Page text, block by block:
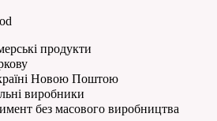
продукти
Новою Поштою
виробники
без масового виробництва